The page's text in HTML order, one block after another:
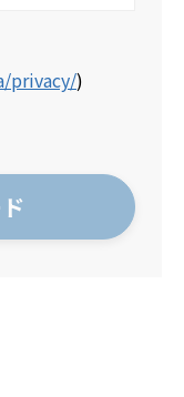
privacy/)